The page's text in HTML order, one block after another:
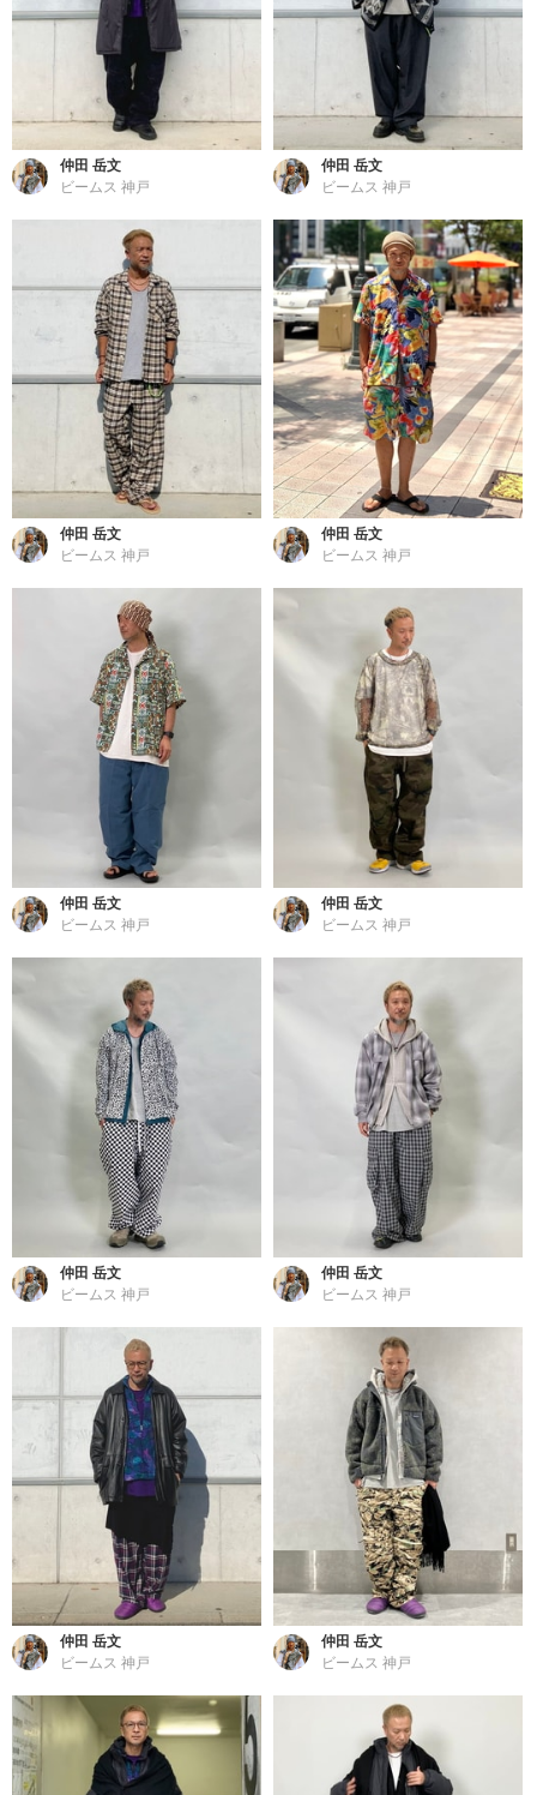
仲田 岳文
ビームス 神戸
仲田 岳文
ビームス 神戸
仲田 岳文
ビームス 神戸
仲田 岳文
ビームス 神戸
仲田 岳文
ビームス 神戸
仲田 岳文
ビームス 神戸
仲田 岳文
ビームス 神戸
仲田 岳文
ビームス 神戸
仲田 岳文
ビームス 神戸
仲田 岳文
ビームス 神戸